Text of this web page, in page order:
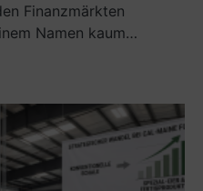
Finanzmärkten
Namen kaum…